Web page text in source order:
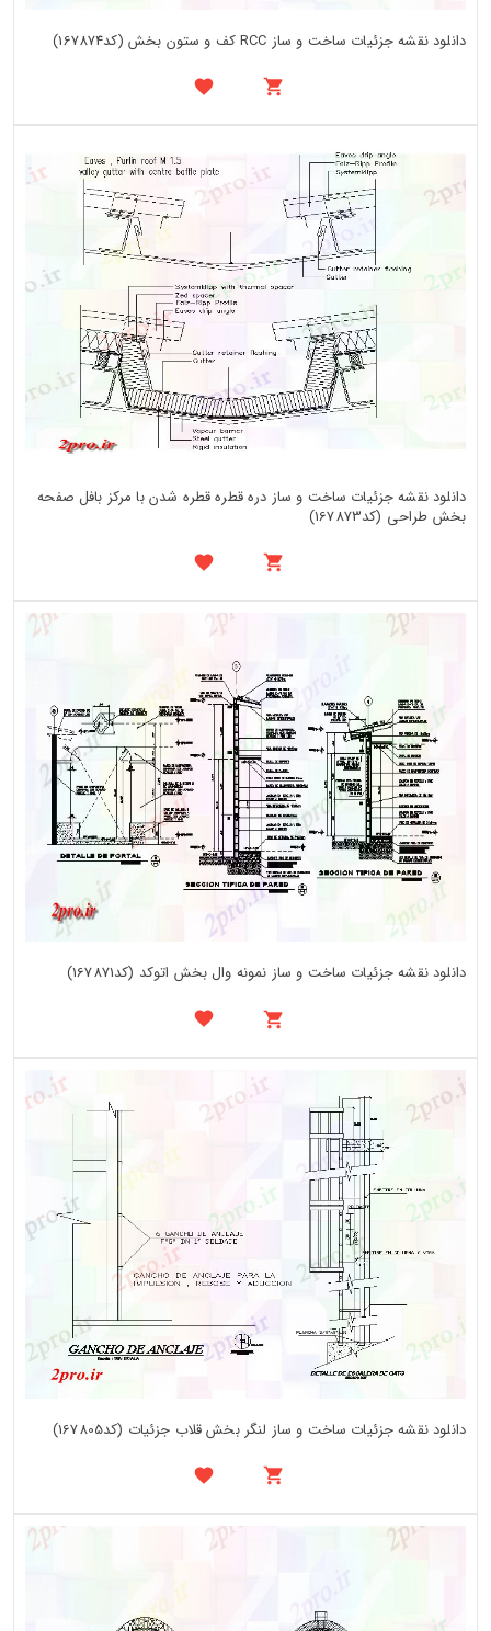
دانلود نقشه جزئیات ساخت و ساز RCC کف و ستون بخش (کد167874)
دانلود نقشه جزئیات ساخت و ساز دره قطره قطره شدن با مرکز بافل صفحه
بخش طراحی (کد167873)
دانلود نقشه جزئیات ساخت و ساز نمونه وال بخش اتوکد (کد167871)
دانلود نقشه جزئیات ساخت و ساز لنگر بخش قلاب جزئیات (کد167805)